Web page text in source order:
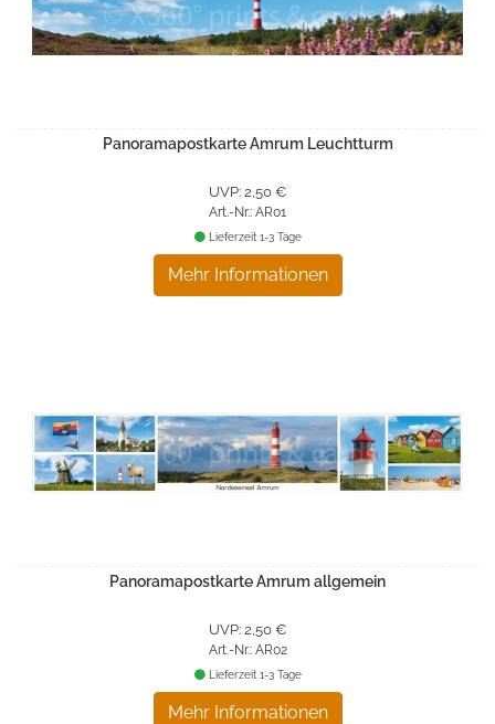
Panoramapostkarte Amrum Leuchtturm
UVP: 2,50 €
Art.-Nr.: AR01
Mehr Informationen
Lieferzeit 1-3 Tage
Panoramapostkarte Amrum allgemein
UVP: 2,50 €
Art.-Nr.: AR02
Mehr Informationen
Lieferzeit 1-3 Tage